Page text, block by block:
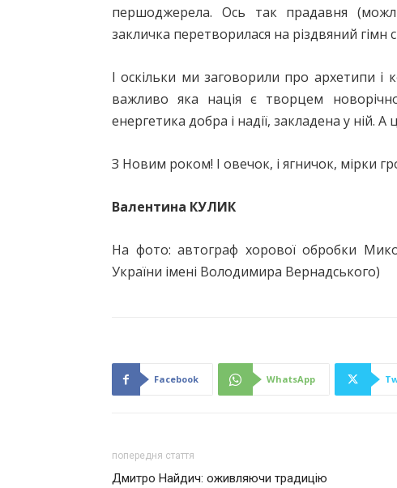
першоджерела. Ось так прадавня
закличка перетворилася на різдвяний гімн
І оскільки ми заговорили про архетипи
важливо яка нація є творцем
енергетика добра і надії, закладена у ній. А
З Новим роком! І овечок, і ягничок, мірки
Валентина КУЛИК
На фото: автограф хорової обробки
України імені Володимира Вернадського)
Facebook WhatsApp
попередня стаття
Дмитро Найдич: оживляючи традицію